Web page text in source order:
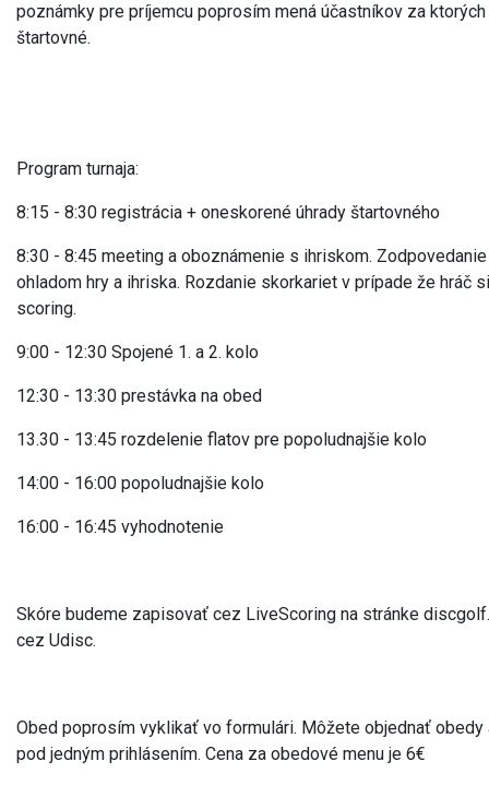
poznámky pre príjemcu poprosím mená účastníkov za
štartovné.
Program turnaja:
8:15 - 8:30 registrácia + oneskorené úhrady štartovného
8:30 - 8:45 meeting a oboznámenie s ihriskom.
ohladom hry a ihriska. Rozdanie skorkariet v prípade že hráč
scoring.
9:00 - 12:30 Spojené 1. a 2. kolo
12:30 - 13:30 prestávka na obed
13.30 - 13:45 rozdelenie flatov pre popoludnajšie kolo
14:00 - 16:00 popoludnajšie kolo
16:00 - 16:45 vyhodnotenie
Skóre budeme zapisovať cez LiveScoring na stránke
cez Udisc.
Obed poprosím vyklikať vo formulári. Môžete objednať obedy
pod jedným prihlásením. Cena za obedové menu je 6€